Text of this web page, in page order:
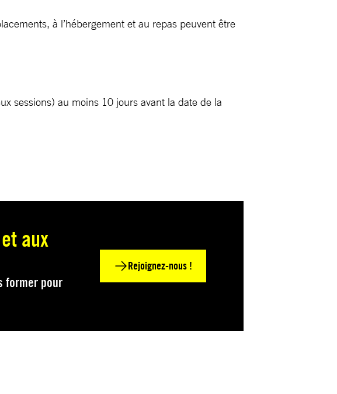
à l’hébergement et au repas peuvent être
sessions) au moins 10 jours avant la date de la
aux
former pour
Rejoignez-nous !